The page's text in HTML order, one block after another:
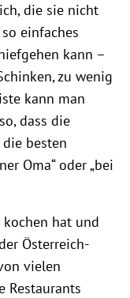
die sie nicht
einfaches
kann –
zu wenig
kann man
dass die
besten
Oma“ oder „bei
hat und
Österreich-
vielen
Restaurants